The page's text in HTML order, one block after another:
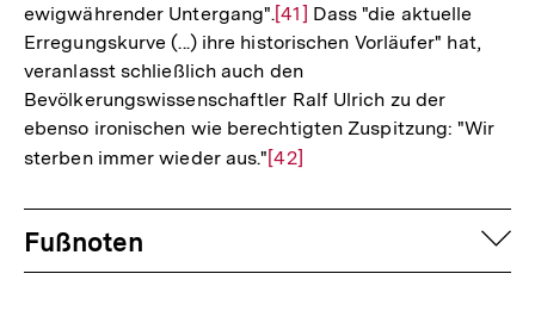
ewigwährender Untergang".Zur
Auflösung
der
Fußnote
[41] Dass "die aktuelle
Erregungskurve (...) ihre historischen Vorläufer" hat,
veranlasst schließlich auch den
Bevölkerungswissenschaftler Ralf Ulrich zu der
ebenso ironischen wie berechtigten Zuspitzung: "Wir
sterben immer wieder aus."Zur
der
[42]
Fussnoten
Fußnoten